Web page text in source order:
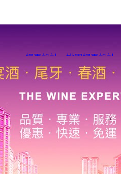
網頁設計 桃園網頁設計